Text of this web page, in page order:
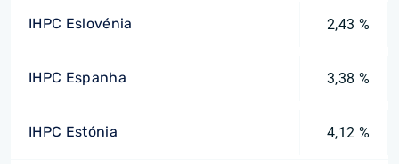
IHPC Eslovénia 2,43 %
IHPC Espanha 3,38 %
IHPC Estónia 4,12 %